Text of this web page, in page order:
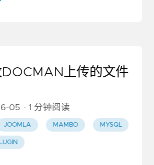
DOCMAN上传的文件
05 · 1 分钟阅读
JOOMLA MAMBO MYSQL